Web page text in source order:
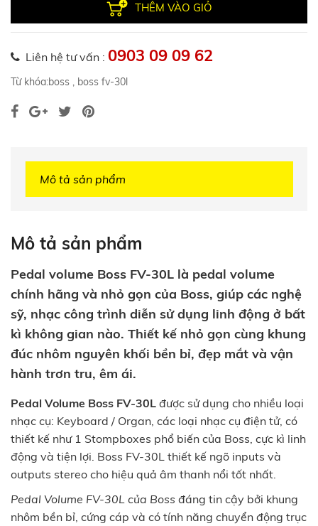
THÊM VÀO GIỎ
Liên hệ tư vấn : 0903 09 09 62
Từ khóa:boss , boss fv-30l
Mô tả sản phẩm
Mô tả sản phẩm
Pedal volume Boss FV-30L là pedal volume
chính hãng và nhỏ gọn của Boss, giúp các nghệ
sỹ, nhạc công trình diễn sử dụng linh động ở bất
kì không gian nào. Thiết kế nhỏ gọn cùng khung
đúc nhôm nguyên khối bền bỉ, đẹp mắt và vận
hành trơn tru, êm ái.
Pedal Volume Boss FV-30L được sử dụng cho nhiều loại
nhạc cụ: Keyboard / Organ, các loại nhạc cụ điện tử, có
thiết kế như 1 Stompboxes phổ biến của Boss, cực kì linh
động và tiện lợi. Boss FV-30L thiết kế ngõ inputs và
outputs stereo cho hiệu quả âm thanh nổi tốt nhất.
Pedal Volume FV-30L của Boss đáng tin cậy bởi khung
nhôm bền bỉ, cứng cáp và có tính năng chuyển động trục